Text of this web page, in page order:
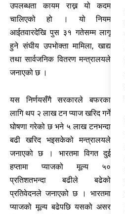
उपलब्धता कायम राख्न यो कदम
चालिएको हो । यो नियम
आईतवारदेखि पुस ३१ गतेसम्म लागू
हुने संघीय उपभोक्ता मामिला, खाद्य
तथा सार्वजनिक वितरण मन्त्रालयले
जनाएको छ ।
यस निर्णयसँगै सरकारले बफरका
लागि थप २ लाख टन प्याज खरिद गर्ने
घोषणा गरेको छ भने ५ लाख टनभन्दा
बढी खरिद भइसकेको मन्त्रालयले
जनाएको छ । भारतमा विगत दुई
हप्तामा प्याजको मूल्य ५०
प्रतिशतभन्दा बढीले बढेको
प्रतिवेदनले जनाएको छ । भारतमा
प्याजको मूल्य बढेपछि यसको असर